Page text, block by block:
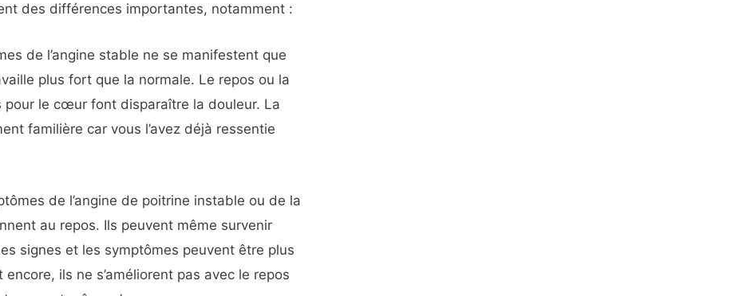
des différences importantes, notamment :
de l’angine stable ne se manifestent que
plus fort que la normale. Le repos ou la
pour le cœur font disparaître la douleur. La
familière car vous l’avez déjà ressentie
de l’angine de poitrine instable ou de la
au repos. Ils peuvent même survenir
signes et les symptômes peuvent être plus
ils ne s’améliorent pas avec le repos